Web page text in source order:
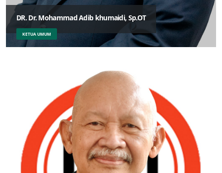
DR. Dr. Mohammad Adib khumaidi, Sp.OT
KETUA UMUM